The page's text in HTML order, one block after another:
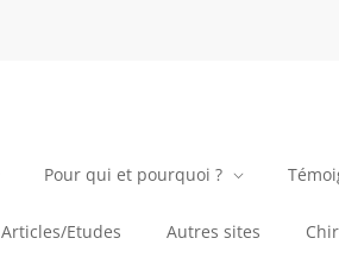
Pour qui et pourquoi ?
Articles/Etudes Autres sites